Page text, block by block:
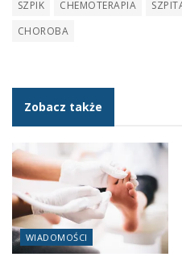
SZPIK
CHEMOTERAPIA
CHOROBA
Zobacz także
WIADOMOŚCI